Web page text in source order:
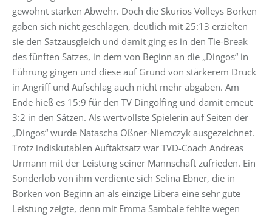
gewohnt starken Abwehr. Doch die Skurios Volleys Borken
gaben sich nicht geschlagen, deutlich mit 25:13 erzielten
sie den Satzausgleich und damit ging es in den Tie-Break
des fünften Satzes, in dem von Beginn an die „Dingos“ in
Führung gingen und diese auf Grund von stärkerem Druck
in Angriff und Aufschlag auch nicht mehr abgaben. Am
Ende hieß es 15:9 für den TV Dingolfing und damit erneut
3:2 in den Sätzen. Als wertvollste Spielerin auf Seiten der
„Dingos“ wurde Natascha Oßner-Niemczyk ausgezeichnet.
Trotz indiskutablen Auftaktsatz war TVD-Coach Andreas
Urmann mit der Leistung seiner Mannschaft zufrieden. Ein
Sonderlob von ihm verdiente sich Selina Ebner, die in
Borken von Beginn an als einzige Libera eine sehr gute
Leistung zeigte, denn mit Emma Sambale fehlte wegen